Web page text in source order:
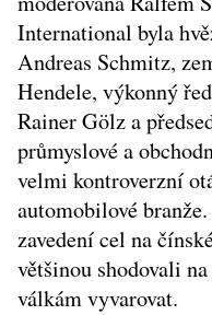
International byla
Andreas Schmitz,
Hendele, výkonný
Rainer Gölz a
průmyslové a
velmi kontroverzní
automobilové
zavedení cel na
většinou shodovali
válkám vyvarovat.